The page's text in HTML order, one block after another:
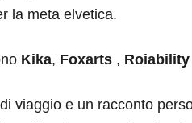
la meta elvetica.
Kika, Foxarts , Roiability
viaggio e un racconto